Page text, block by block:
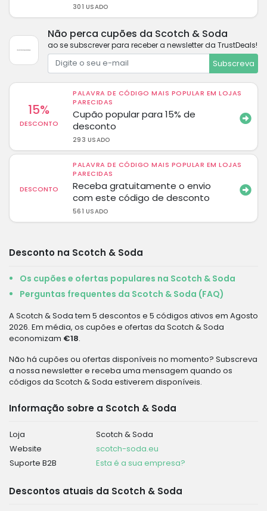
301 USADO
Não perca cupões da Scotch & Soda
ao se subscrever para receber a newsletter da TrustDeals!
Subscreva
15%
DESCONTO
PALAVRA DE CÓDIGO MAIS POPULAR EM LOJAS
PARECIDAS
Cupão popular para 15% de
desconto
293 USADO
DESCONTO
PALAVRA DE CÓDIGO MAIS POPULAR EM LOJAS
PARECIDAS
Receba gratuitamente o envio
com este código de desconto
561 USADO
Desconto na Scotch & Soda
Os cupões e ofertas populares na Scotch & Soda
Perguntas frequentes da Scotch & Soda (FAQ)
A Scotch & Soda tem 5 descontos e 5 códigos ativos em Agosto
2026. Em média, os cupões e ofertas da Scotch & Soda
economizam €18.
Não há cupões ou ofertas disponíveis no momento? Subscreva
a nossa newsletter e receba uma mensagem quando os
códigos da Scotch & Soda estiverem disponíveis.
Informação sobre a Scotch & Soda
Loja
Scotch & Soda
Website
scotch-soda.eu
Suporte B2B
Esta é a sua empresa?
Descontos atuais da Scotch & Soda